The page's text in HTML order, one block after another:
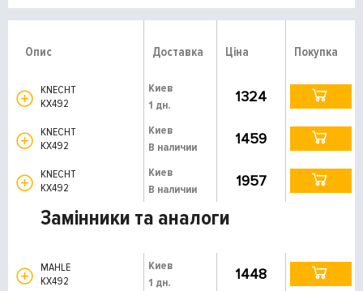
Опис Доставка Ціна Покупка
KNECHT
KX492
Киев
1 дн.
1324
KNECHT
KX492
Киев
В наличии
1459
KNECHT
KX492
Киев
В наличии
1957
Замінники та аналоги
MAHLE
KX492
Киев
1 дн.
1448